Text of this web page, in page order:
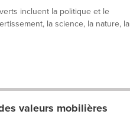
incluent la politique et le
la science, la nature, la
valeurs mobilières